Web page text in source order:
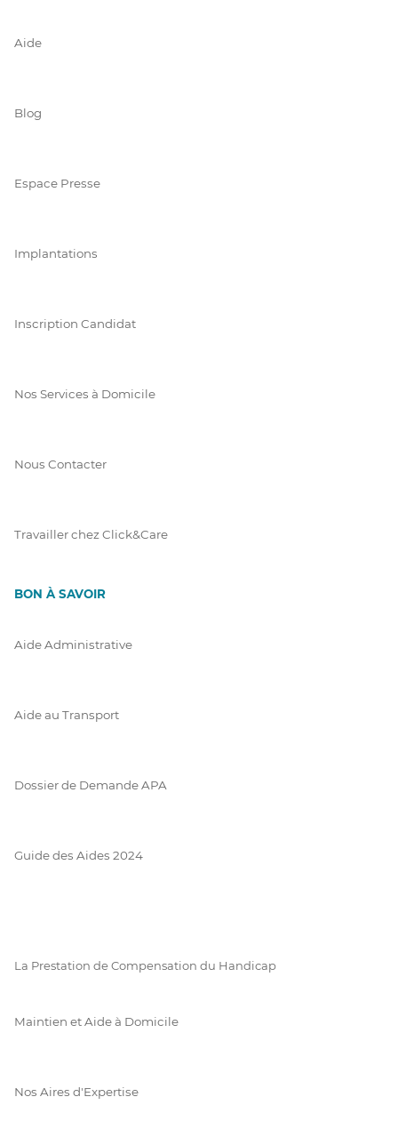
Aide
Blog
Espace Presse
Implantations
Inscription Candidat
Nos Services à Domicile
Nous Contacter
Travailler chez Click&Care
BON À SAVOIR
Aide Administrative
Aide au Transport
Dossier de Demande APA
Guide des Aides 2024
La Prestation de Compensation du Handicap
Maintien et Aide à Domicile
Nos Aires d'Expertise